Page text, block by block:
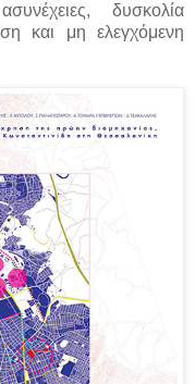
δυσκολία
και μη ελεγχόμενη